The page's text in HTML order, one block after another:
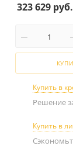
323 629 руб.
Купить в
Решение
Купить в